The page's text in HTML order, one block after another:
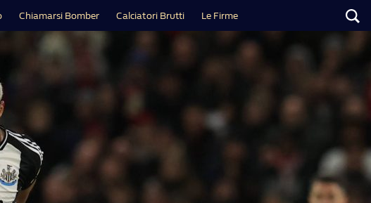
Chiamarsi Bomber Calciatori Brutti Le Firme